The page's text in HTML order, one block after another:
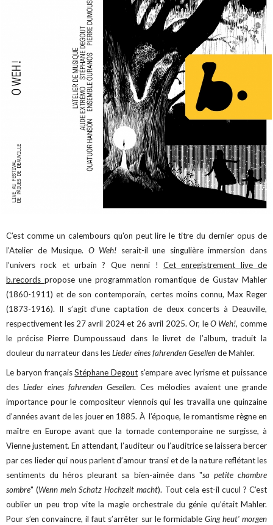
C’est comme un calembours qu'on peut lire le titre du dernier opus de
l’Atelier de Musique. O Weh! serait-il une singulière immersion dans
l’univers rock et urbain ? Que nenni ! Cet enregistrement live de
b.recordspropose une programmation romantique de Gustav Mahler
(1860-1911) et de son contemporain, certes moins connu, Max Reger
(1873-1916). Il s’agit d’une captation de deux concerts à Deauville,
respectivement les 27 avril 2024 et 26 avril 2025. Or, leO Weh!, comme
le précise Pierre Dumpoussaud dans le livret de l’album, traduit la
douleur du narrateur dans lesLieder eines fahrenden Gesellende Mahler.
Le baryon françaisStéphane Degout s’empare avec lyrisme et puissance
desLieder eines fahrenden Gesellen. Ces mélodies avaient une grande
importance pour le compositeur viennois qui les travailla une quinzaine
d’années avant de les jouer en 1885. À l’époque, le romantisme règne en
maître en Europe avant que la tornade contemporaine ne surgisse, à
Vienne justement. En attendant, l’auditeur ou l’auditrice se laissera bercer
par ces lieder qui nous parlent d’amour transi et de la nature reflétant les
sentiments du héros pleurant sa bien-aimée dans "sa petite chambre
sombre" (Wenn mein Schatz Hochzeit macht). Tout cela est-il cucul ? C’est
oublier un peu trop vite la magie orchestrale du génie qu’était Mahler.
Pour s’en convaincre, il faut s’arrêter sur le formidable Ging heut' morgen